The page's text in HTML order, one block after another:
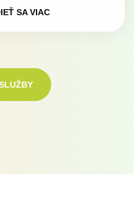
SA VIAC